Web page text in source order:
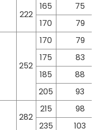
222
165
75
170 79
252
170
79
175
83
185
88
205 93
282
215
98
235 103